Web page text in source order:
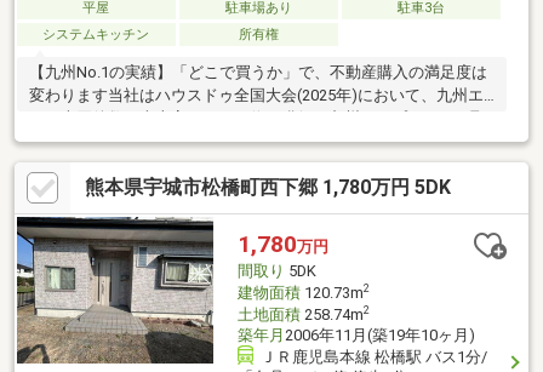
平屋 駐車場あり
駐車3台
システムキッチン
所有権
【九州No.1の実績】「どこで買うか」で、不動産購入の満足度は
変わります当社はハウスドゥ全国大会(2025年)において、九州エ
リア売買件数・売上高ともに１位を獲得。九州トップクラスの取
引実績に裏打ちされた交渉力で、購入価格を最大限に抑えます
♪【内覧ツアー】熊本県全域の気になる物件を 全て当社でまとめ
てご内覧いただけます☆窓口を一つに絞れるから手間も時間もか
かりません【購入総額の限界へ挑戦】もっと安く買えるのでは？
そんな悩みは当社が解決します当社ではオプション費用（エアコ
ン、太陽光等）もお客様に代わり相見積もり他社様でお見積もり
を取った後でも大丈夫！一度ご相談ください！
熊本県宇城市松橋町西下郷 1,780万円 5DK
1,780万円
間取り 5DK
建物面積120.73m2
土地面積258.74m2
築年月 2006年11月(築19年10ヶ月)
ＪＲ鹿児島本線 松橋駅 バス1分/